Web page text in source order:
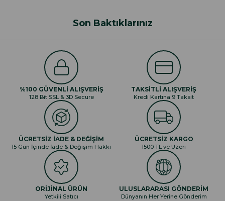
Son Baktıklarınız
%100 GÜVENLİ ALIŞVERİŞ
128 Bit SSL & 3D Secure
TAKSİTLİ ALIŞVERİŞ
Kredi Kartına 9 Taksit
ÜCRETSİZ İADE & DEĞİŞİM
15 Gün İçinde İade & Değişim Hakkı
ÜCRETSİZ KARGO
1500 TL ve Üzeri
ORİJİNAL ÜRÜN
Yetkili Satıcı
ULUSLARARASI GÖNDERİM
Dünyanın Her Yerine Gönderim